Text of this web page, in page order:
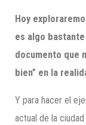
Hoy
es algo
documento que
bien” en la
Y para hacer el
actual de la